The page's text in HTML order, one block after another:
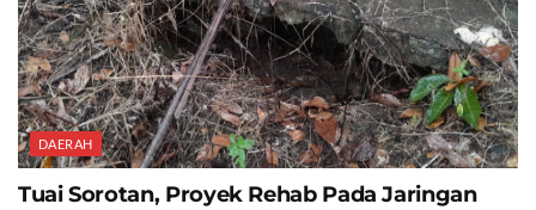
DAERAH
Tuai Sorotan, Proyek Rehab Pada Jaringan